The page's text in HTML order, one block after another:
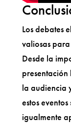
Los debates
valiosas
Desde la
la audiencia
estos
igualmente